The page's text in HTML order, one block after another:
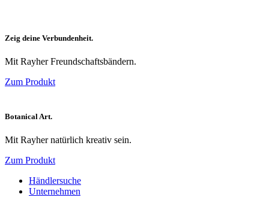
Zeig deine Verbundenheit.
Mit Rayher Freundschaftsbändern.
Zum Produkt
Botanical Art.
Mit Rayher natürlich kreativ sein.
Zum Produkt
Händlersuche
Unternehmen